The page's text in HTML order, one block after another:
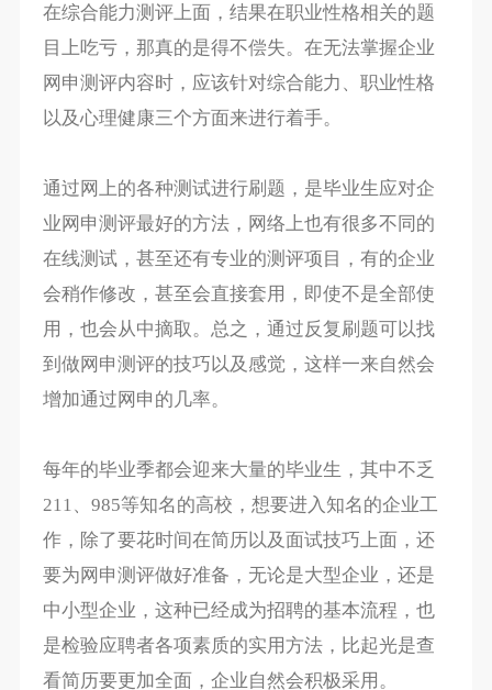
在综合能力测评上面，结果在职业性格相关的题
目上吃亏，那真的是得不偿失。在无法掌握企业
网申测评内容时，应该针对综合能力、职业性格
以及心理健康三个方面来进行着手。
通过网上的各种测试进行刷题，是毕业生应对企
业网申测评最好的方法，网络上也有很多不同的
在线测试，甚至还有专业的测评项目，有的企业
会稍作修改，甚至会直接套用，即使不是全部使
用，也会从中摘取。总之，通过反复刷题可以找
到做网申测评的技巧以及感觉，这样一来自然会
增加通过网申的几率。
每年的毕业季都会迎来大量的毕业生，其中不乏
211、985等知名的高校，想要进入知名的企业工
作，除了要花时间在简历以及面试技巧上面，还
要为网申测评做好准备，无论是大型企业，还是
中小型企业，这种已经成为招聘的基本流程，也
是检验应聘者各项素质的实用方法，比起光是查
看简历要更加全面，企业自然会积极采用。